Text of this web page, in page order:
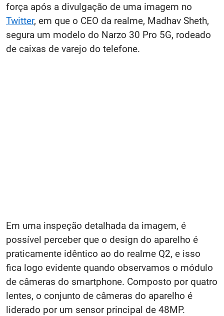
força após a divulgação de uma imagem no
Twitter, em que o CEO da realme, Madhav Sheth,
segura um modelo do Narzo 30 Pro 5G, rodeado
de caixas de varejo do telefone.
Em uma inspeção detalhada da imagem, é
possível perceber que o design do aparelho é
praticamente idêntico ao do realme Q2, e isso
fica logo evidente quando observamos o módulo
de câmeras do smartphone. Composto por quatro
lentes, o conjunto de câmeras do aparelho é
liderado por um sensor principal de 48MP.